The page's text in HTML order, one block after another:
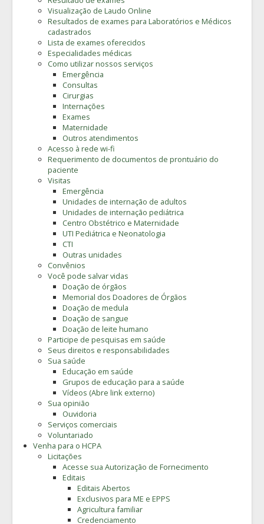
Visualização de Laudo Online
Resultados de exames para Laboratórios e Médicos
cadastrados
Lista de exames oferecidos
Especialidades médicas
Como utilizar nossos serviços
Emergência
Consultas
Cirurgias
Internações
Exames
Maternidade
Outros atendimentos
Acesso à rede wi-fi
Requerimento de documentos de prontuário do
paciente
Visitas
Emergência
Unidades de internação de adultos
Unidades de internação pediátrica
Centro Obstétrico e Maternidade
UTI Pediátrica e Neonatologia
CTI
Outras unidades
Convênios
Você pode salvar vidas
Doação de órgãos
Memorial dos Doadores de Órgãos
Doação de medula
Doação de sangue
Doação de leite humano
Participe de pesquisas em saúde
Seus direitos e responsabilidades
Sua saúde
Educação em saúde
Grupos de educação para a saúde
Vídeos (Abre link externo)
Sua opinião
Ouvidoria
Serviços comerciais
Voluntariado
Venha para o HCPA
Licitações
Acesse sua Autorização de Fornecimento
Editais
Editais Abertos
Exclusivos para ME e EPPS
Agricultura familiar
Credenciamento